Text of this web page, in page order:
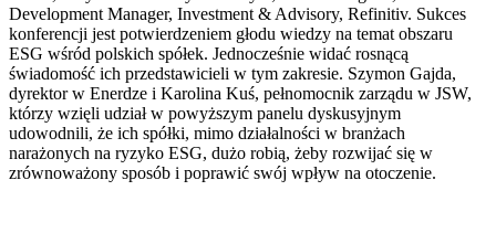
Development Manager, Investment & Advisory, Refinitiv. Sukces
konferencji jest potwierdzeniem głodu wiedzy na temat obszaru
ESG wśród polskich spółek. Jednocześnie widać rosnącą
świadomość ich przedstawicieli w tym zakresie. Szymon Gajda,
dyrektor w Enerdze i Karolina Kuś, pełnomocnik zarządu w JSW,
którzy wzięli udział w powyższym panelu dyskusyjnym
udowodnili, że ich spółki, mimo działalności w branżach
narażonych na ryzyko ESG, dużo robią, żeby rozwijać się w
zrównoważony sposób i poprawić swój wpływ na otoczenie.